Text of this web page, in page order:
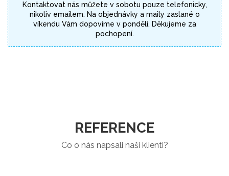
Kontaktovat nás můžete v sobotu pouze telefonicky,
nikoliv emailem. Na objednávky a maily zaslané o
víkendu Vám dopovíme v pondělí. Děkujeme za
pochopení.
REFERENCE
Co o nás napsali naši klienti?